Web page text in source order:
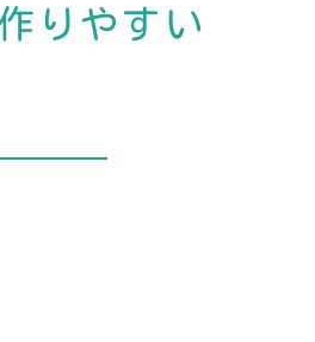
りやすい